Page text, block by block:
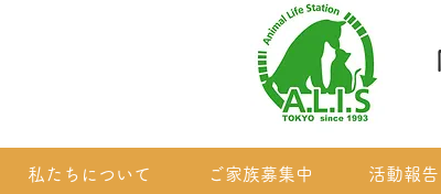
私たちについて ご家族募集中 活動報告